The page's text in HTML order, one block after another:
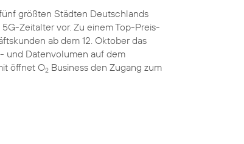
größten Städten Deutschlands
Zeitalter vor. Zu einem Top-Preis-
ab dem 12. Oktober das
und Datenvolumen auf dem
öffnet O2 Business den Zugang zum